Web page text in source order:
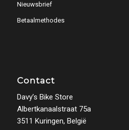
Nieuwsbrief
Betaalmethodes
Contact
Davy’s Bike Store
Albertkanaalstraat 75a
3511 Kuringen, België